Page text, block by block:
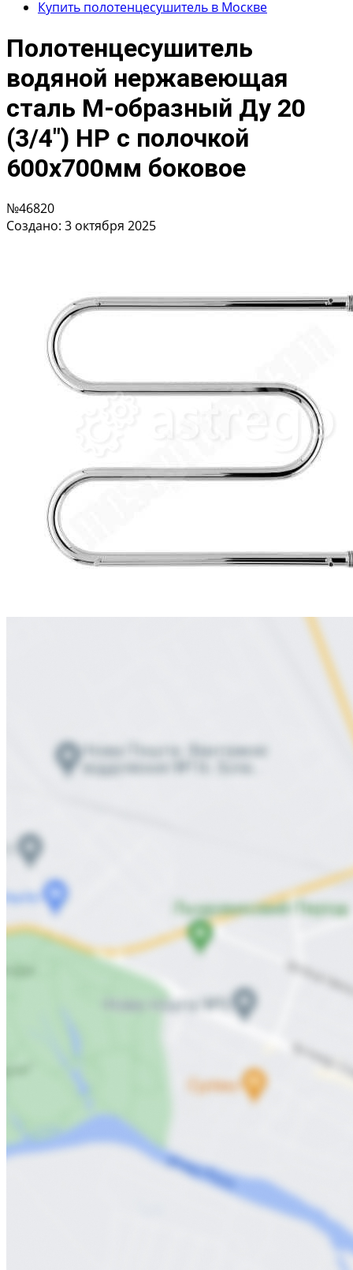
Купить полотенцесушитель в Москве
Полотенцесушитель
водяной нержавеющая
сталь М-образный Ду 20
(3/4") НР с полочкой
600х700мм боковое
№46820
Создано: 3 октября 2025